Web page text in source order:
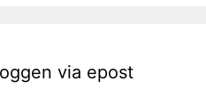
via epost